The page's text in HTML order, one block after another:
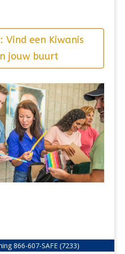
Vind een Kiwanis
jouw buurt
866-607-SAFE (7233)